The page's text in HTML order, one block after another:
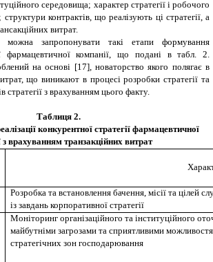
середовища; характер стратегії і робочого
контрактів, що реалізують ці стратегії, а
витрат.
запропонувати такі етапи формування
фармацевтичної компанії, що подані в табл. 2.
на основі [17], новаторство якого полягає в
що виникают в процесі розробки стратегії та
стратегії з врахуванням цього факту.
Таблиця 2.
конкурентної стратегії фармацевтичної
з врахуванням транзакційних витрат
Розробка та встановлення бачення, місії та цілей
із завдань корпоративної стратегії
Моніторинг організаційного та інституційного
майбутнімизагрозами та сприятливими
стратегічних зон господарювання